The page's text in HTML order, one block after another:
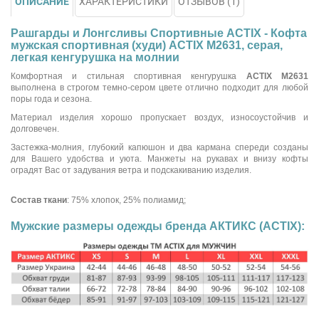
Рашгарды и Лонгсливы Спортивные ACTIX - Кофта
мужская спортивная (худи) ACTIX М2631, серая,
легкая кенгурушка на молнии
Комфортная и стильная спортивная кенгурушка ACTIX М2631
выполнена в строгом темно-сером цвете отлично подходит для любой
поры года и сезона.
Материал изделия хорошо пропускает воздух, износоустойчив и
долговечен.
Застежка-молния, глубокий капюшон и два кармана спереди созданы
для Вашего удобства и уюта. Манжеты на рукавах и внизу кофты
оградят Вас от задувания ветра и подскакиванию изделия.
Состав ткани: 75% хлопок, 25% полиамид;
Мужские размеры одежды бренда АКТИКС (ACTIX):